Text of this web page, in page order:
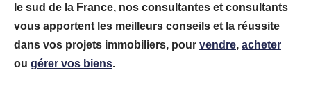
le sud de la France, nos consultantes et consultants
vous apportent les meilleurs conseils et la réussite
dans vos projets immobiliers, pour vendre, acheter
ou gérer vos biens.